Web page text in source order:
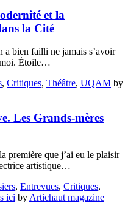
et la
la Cité
bien failli ne jamais s’avoir
Étoile…
, Critiques, Théâtre, UQAM by
Les Grands-mères
première que j’ai eu le plaisir
artistique…
, Entrevues, Critiques,
ici by Artichaut magazine